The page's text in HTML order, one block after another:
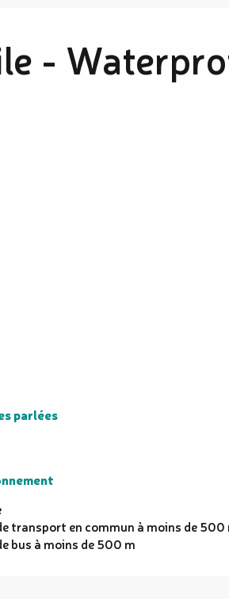
-
parlées
parlées
transport en commun à moins de 500
bus à moins de 500 m